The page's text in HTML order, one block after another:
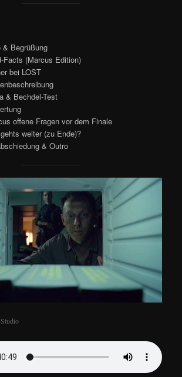
& Begrüßung
Facts (Marcus Edition)
bei LOST
& Bechdel-Test
offene Fragen vor dem Finale
weiter (zu Ende)?
& Outro